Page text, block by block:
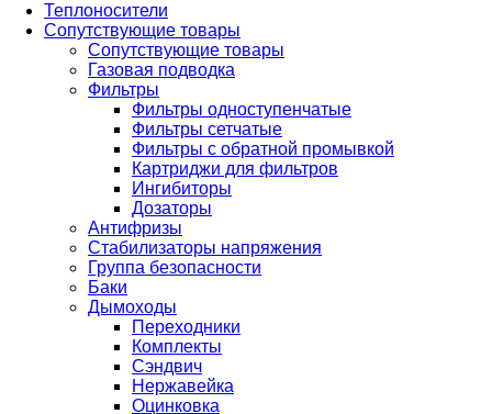
Теплоносители
Сопутствующие товары
Сопутствующие товары
Газовая подводка
Фильтры
Фильтры одноступенчатые
Фильтры сетчатые
Фильтры с обратной промывкой
Картриджи для фильтров
Ингибиторы
Дозаторы
Антифризы
Стабилизаторы напряжения
Группа безопасности
Баки
Дымоходы
Переходники
Комплекты
Сэндвич
Нержавейка
Оцинковка